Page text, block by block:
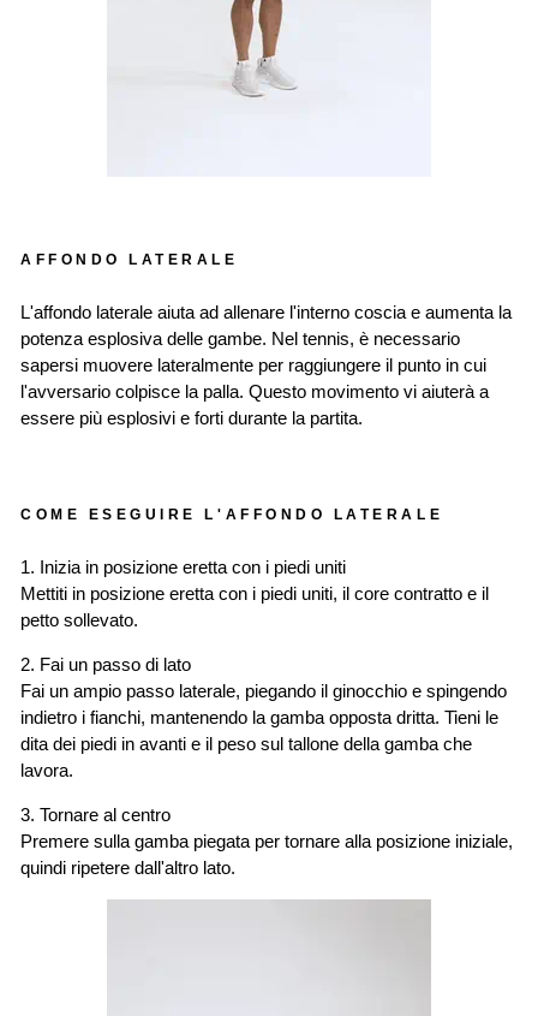
AFFONDO LATERALE
L'affondo laterale aiuta ad allenare l'interno coscia e aumenta la
potenza esplosiva delle gambe. Nel tennis, è necessario
sapersi muovere lateralmente per raggiungere il punto in cui
l'avversario colpisce la palla. Questo movimento vi aiuterà a
essere più esplosivi e forti durante la partita.
COME ESEGUIRE L'AFFONDO LATERALE
1. Inizia in posizione eretta con i piedi uniti
Mettiti in posizione eretta con i piedi uniti, il core contratto e il
petto sollevato.
2. Fai un passo di lato
Fai un ampio passo laterale, piegando il ginocchio e spingendo
indietro i fianchi, mantenendo la gamba opposta dritta. Tieni le
dita dei piedi in avanti e il peso sul tallone della gamba che
lavora.
3. Tornare al centro
Premere sulla gamba piegata per tornare alla posizione iniziale,
quindi ripetere dall'altro lato.